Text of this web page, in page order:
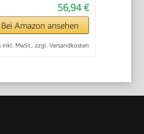
56,94 €
Bei Amazon ansehen
inkl. MwSt., zzgl. Versandkosten